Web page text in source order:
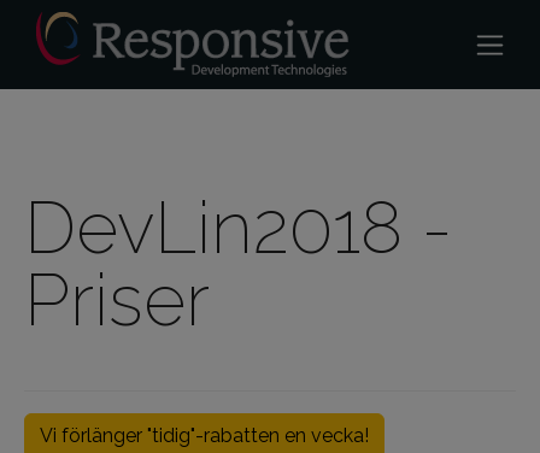
DevLin2018 -
Priser
Vi förlänger "tidig"-rabatten en vecka!